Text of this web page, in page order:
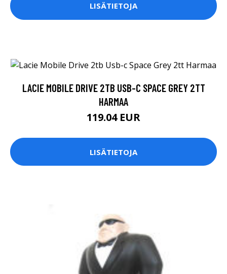
LISÄTIETOJA
LACIE MOBILE DRIVE 2TB USB-C SPACE GREY 2TT
HARMAA
119.04 EUR
LISÄTIETOJA